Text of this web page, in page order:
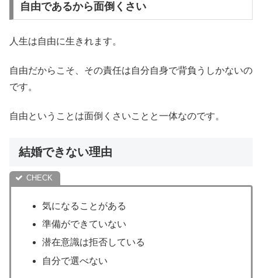
自由であるから面倒くさい
人生は自由に生きれます。
自由だからこそ、その責任は自分自身で背負うしかないの
です。
自由ということは面倒くさいことと一体なのです。
結婚できない理由
気になることがある
準備ができていない
潜在意識は拒否している
自分で選べない